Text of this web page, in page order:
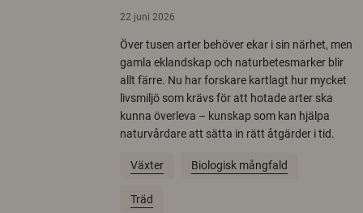
22 juni 2026
Över tusen arter behöver ekar i sin närhet, men
gamla eklandskap och naturbetesmarker blir
allt färre. Nu har forskare kartlagt hur mycket
livsmiljö som krävs för att hotade arter ska
kunna överleva – kunskap som kan hjälpa
naturvårdare att sätta in rätt åtgärder i tid.
Växter Biologisk mångfald
Träd